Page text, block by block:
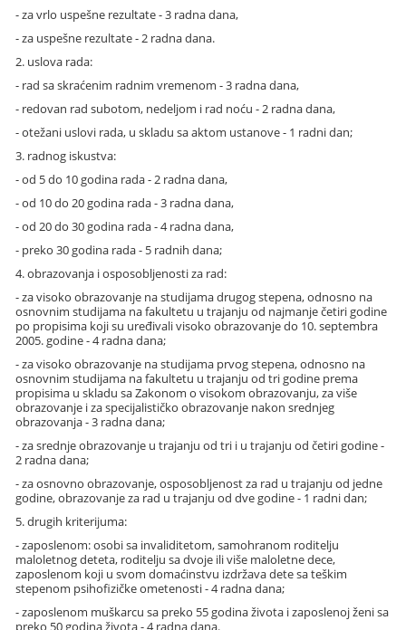
- za vrlo uspešne rezultate - 3 radna dana,
- za uspešne rezultate - 2 radna dana.
2. uslova rada:
- rad sa skraćenim radnim vremenom - 3 radna dana,
- redovan rad subotom, nedeljom i rad noću - 2 radna dana,
- otežani uslovi rada, u skladu sa aktom ustanove - 1 radni dan;
3. radnog iskustva:
- od 5 do 10 godina rada - 2 radna dana,
- od 10 do 20 godina rada - 3 radna dana,
- od 20 do 30 godina rada - 4 radna dana,
- preko 30 godina rada - 5 radnih dana;
4. obrazovanja i osposobljenosti za rad:
- za visoko obrazovanje na studijama drugog stepena, odnosno na
osnovnim studijama na fakultetu u trajanju od najmanje četiri godine
po propisima koji su uređivali visoko obrazovanje do 10. septembra
2005. godine - 4 radna dana;
- za visoko obrazovanje na studijama prvog stepena, odnosno na
osnovnim studijama na fakultetu u trajanju od tri godine prema
propisima u skladu sa Zakonom o visokom obrazovanju, za više
obrazovanje i za specijalističko obrazovanje nakon srednjeg
obrazovanja - 3 radna dana;
- za srednje obrazovanje u trajanju od tri i u trajanju od četiri godine -
2 radna dana;
- za osnovno obrazovanje, osposobljenost za rad u trajanju od jedne
godine, obrazovanje za rad u trajanju od dve godine - 1 radni dan;
5. drugih kriterijuma:
- zaposlenom: osobi sa invaliditetom, samohranom roditelju
maloletnog deteta, roditelju sa dvoje ili više maloletne dece,
zaposlenom koji u svom domaćinstvu izdržava dete sa teškim
stepenom psihofizičke ometenosti - 4 radna dana;
- zaposlenom muškarcu sa preko 55 godina života i zaposlenoj ženi sa
preko 50 godina života - 4 radna dana.